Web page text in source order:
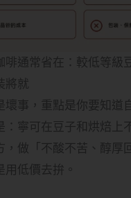
啡通常省在：較低等級
將就
壞事，重點是你要知道
：寧可在豆子和烘焙上
，做「不酸不苦、醇厚
用低價去拚。